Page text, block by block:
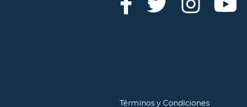
Términos y Condiciones